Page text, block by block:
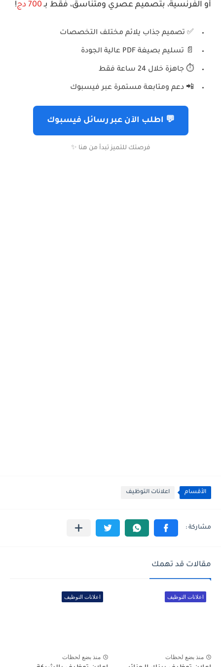
أو الفرنسية، بتصميم عصري ومتناسق، فقط بـ700 دج !
✅ تصميم جذاب يلائم مختلف التخصصات
📄 تسليم بصيغة PDF عالية الجودة
⏱️ جاهزة خلال 24 ساعة فقط
📲 دعم ومتابعة مستمرة عبر فيسبوك
💬 اطلب الآن عبر رسائل فيسبوك
فرصتك للتميز تبدأ من هنا ✨
الأقسام اعلانات التوظيف
مقالات قد تهمك
اعلانات التوظيف
منذ بضع لحظات
اعلانات التوظيف
منذ بضع لحظات